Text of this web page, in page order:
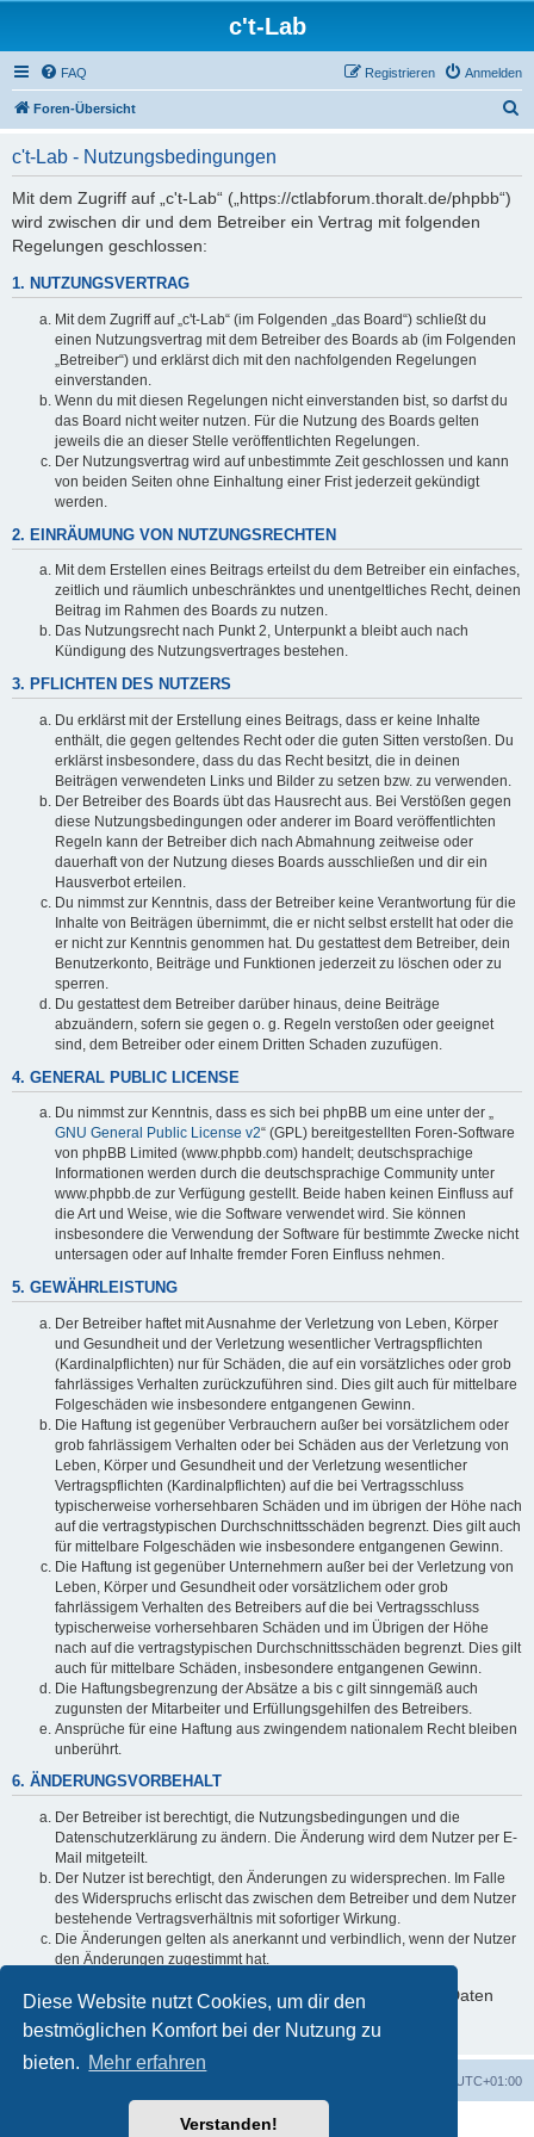
Diese Website nutzt Cookies, um dir den
bestmöglichen Komfort bei der Nutzung zu
bieten. Mehr erfahren
Verstanden!
c't-Lab
FAQ Anmelden
Registrieren
Foren-Übersicht
c't-Lab - Nutzungsbedingungen
Mit dem Zugriff auf „c't-Lab“ („https://ctlabforum.thoralt.de/phpbb“)
wird zwischen dir und dem Betreiber ein Vertrag mit folgenden
Regelungen geschlossen:
1. NUTZUNGSVERTRAG
Mit dem Zugriff auf „c't-Lab“ (im Folgenden „das Board“) schließt du
einen Nutzungsvertrag mit dem Betreiber des Boards ab (im Folgenden
„Betreiber“) und erklärst dich mit den nachfolgenden Regelungen
einverstanden.
Wenn du mit diesen Regelungen nicht einverstanden bist, so darfst du
das Board nicht weiter nutzen. Für die Nutzung des Boards gelten
jeweils die an dieser Stelle veröffentlichten Regelungen.
Der Nutzungsvertrag wird auf unbestimmte Zeit geschlossen und kann
von beiden Seiten ohne Einhaltung einer Frist jederzeit gekündigt
werden.
2. EINRÄUMUNG VON NUTZUNGSRECHTEN
Mit dem Erstellen eines Beitrags erteilst du dem Betreiber ein einfaches,
zeitlich und räumlich unbeschränktes und unentgeltliches Recht, deinen
Beitrag im Rahmen des Boards zu nutzen.
Das Nutzungsrecht nach Punkt 2, Unterpunkt a bleibt auch nach
Kündigung des Nutzungsvertrages bestehen.
3. PFLICHTEN DES NUTZERS
Du erklärst mit der Erstellung eines Beitrags, dass er keine Inhalte
enthält, die gegen geltendes Recht oder die guten Sitten verstoßen. Du
erklärst insbesondere, dass du das Recht besitzt, die in deinen
Beiträgen verwendeten Links und Bilder zu setzen bzw. zu verwenden.
Der Betreiber des Boards übt das Hausrecht aus. Bei Verstößen gegen
diese Nutzungsbedingungen oder anderer im Board veröffentlichten
Regeln kann der Betreiber dich nach Abmahnung zeitweise oder
dauerhaft von der Nutzung dieses Boards ausschließen und dir ein
Hausverbot erteilen.
Du nimmst zur Kenntnis, dass der Betreiber keine Verantwortung für die
Inhalte von Beiträgen übernimmt, die er nicht selbst erstellt hat oder die
er nicht zur Kenntnis genommen hat. Du gestattest dem Betreiber, dein
Benutzerkonto, Beiträge und Funktionen jederzeit zu löschen oder zu
sperren.
Du gestattest dem Betreiber darüber hinaus, deine Beiträge
abzuändern, sofern sie gegen o. g. Regeln verstoßen oder geeignet
sind, dem Betreiber oder einem Dritten Schaden zuzufügen.
4. GENERAL PUBLIC LICENSE
Du nimmst zur Kenntnis, dass es sich bei phpBB um eine unter der „
GNU General Public License v2“ (GPL) bereitgestellten Foren-Software
von phpBB Limited (www.phpbb.com) handelt; deutschsprachige
Informationen werden durch die deutschsprachige Community unter
www.phpbb.de zur Verfügung gestellt. Beide haben keinen Einfluss auf
die Art und Weise, wie die Software verwendet wird. Sie können
insbesondere die Verwendung der Software für bestimmte Zwecke nicht
untersagen oder auf Inhalte fremder Foren Einfluss nehmen.
5. GEWÄHRLEISTUNG
Der Betreiber haftet mit Ausnahme der Verletzung von Leben, Körper
und Gesundheit und der Verletzung wesentlicher Vertragspflichten
(Kardinalpflichten) nur für Schäden, die auf ein vorsätzliches oder grob
fahrlässiges Verhalten zurückzuführen sind. Dies gilt auch für mittelbare
Folgeschäden wie insbesondere entgangenen Gewinn.
Die Haftung ist gegenüber Verbrauchern außer bei vorsätzlichem oder
grob fahrlässigem Verhalten oder bei Schäden aus der Verletzung von
Leben, Körper und Gesundheit und der Verletzung wesentlicher
Vertragspflichten (Kardinalpflichten) auf die bei Vertragsschluss
typischerweise vorhersehbaren Schäden und im übrigen der Höhe nach
auf die vertragstypischen Durchschnittsschäden begrenzt. Dies gilt auch
für mittelbare Folgeschäden wie insbesondere entgangenen Gewinn.
Die Haftung ist gegenüber Unternehmern außer bei der Verletzung von
Leben, Körper und Gesundheit oder vorsätzlichem oder grob
fahrlässigem Verhalten des Betreibers auf die bei Vertragsschluss
typischerweise vorhersehbaren Schäden und im Übrigen der Höhe
nach auf die vertragstypischen Durchschnittsschäden begrenzt. Dies gilt
auch für mittelbare Schäden, insbesondere entgangenen Gewinn.
Die Haftungsbegrenzung der Absätze a bis c gilt sinngemäß auch
zugunsten der Mitarbeiter und Erfüllungsgehilfen des Betreibers.
Ansprüche für eine Haftung aus zwingendem nationalem Recht bleiben
unberührt.
6. ÄNDERUNGSVORBEHALT
Der Betreiber ist berechtigt, die Nutzungsbedingungen und die
Datenschutzerklärung zu ändern. Die Änderung wird dem Nutzer per E-
Mail mitgeteilt.
Der Nutzer ist berechtigt, den Änderungen zu widersprechen. Im Falle
des Widerspruchs erlischt das zwischen dem Betreiber und dem Nutzer
bestehende Vertragsverhältnis mit sofortiger Wirkung.
Die Änderungen gelten als anerkannt und verbindlich, wenn der Nutzer
den Änderungen zugestimmt hat.
Informationen über den Umgang mit deinen persönlichen Daten
sind in der Datenschutzerklärung enthalten.
UTC+01:00
Powered byphpBB® Forum Software © phpBB Limited